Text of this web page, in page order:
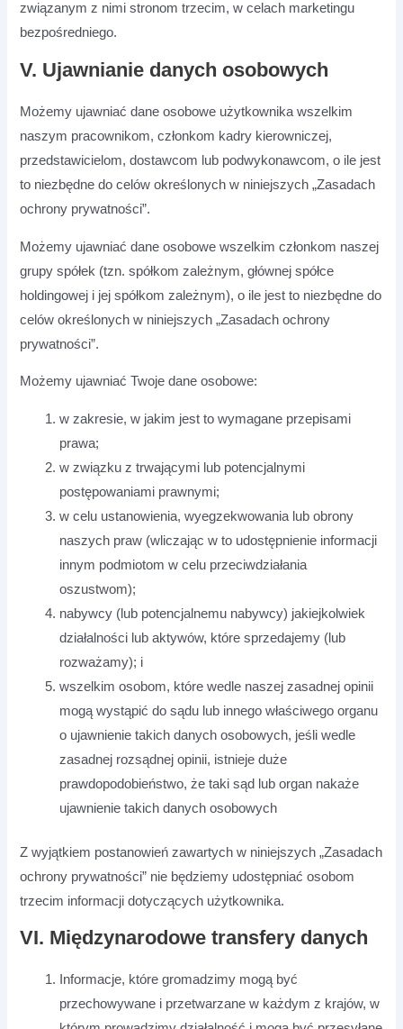
związanym z nimi stronom trzecim, w celach marketingu
bezpośredniego.
V. Ujawnianie danych osobowych
Możemy ujawniać dane osobowe użytkownika wszelkim
naszym pracownikom, członkom kadry kierowniczej,
przedstawicielom, dostawcom lub podwykonawcom, o ile jest
to niezbędne do celów określonych w niniejszych „Zasadach
ochrony prywatności”.
Możemy ujawniać dane osobowe wszelkim członkom naszej
grupy spółek (tzn. spółkom zależnym, głównej spółce
holdingowej i jej spółkom zależnym), o ile jest to niezbędne do
celów określonych w niniejszych „Zasadach ochrony
prywatności”.
Możemy ujawniać Twoje dane osobowe:
w zakresie, w jakim jest to wymagane przepisami
prawa;
w związku z trwającymi lub potencjalnymi
postępowaniami prawnymi;
w celu ustanowienia, wyegzekwowania lub obrony
naszych praw (wliczając w to udostępnienie informacji
innym podmiotom w celu przeciwdziałania
oszustwom);
nabywcy (lub potencjalnemu nabywcy) jakiejkolwiek
działalności lub aktywów, które sprzedajemy (lub
rozważamy); i
wszelkim osobom, które wedle naszej zasadnej opinii
mogą wystąpić do sądu lub innego właściwego organu
o ujawnienie takich danych osobowych, jeśli wedle
zasadnej rozsądnej opinii, istnieje duże
prawdopodobieństwo, że taki sąd lub organ nakaże
ujawnienie takich danych osobowych
Z wyjątkiem postanowień zawartych w niniejszych „Zasadach
ochrony prywatności” nie będziemy udostępniać osobom
trzecim informacji dotyczących użytkownika.
VI. Międzynarodowe transfery danych
Informacje, które gromadzimy mogą być
przechowywane i przetwarzane w każdym z krajów, w